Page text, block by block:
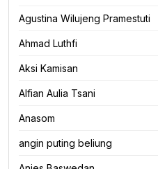
Agustina Wilujeng Pramestuti
Ahmad Luthfi
Aksi Kamisan
Alfian Aulia Tsani
Anasom
angin puting beliung